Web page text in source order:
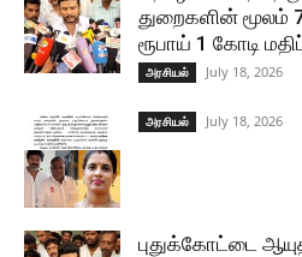
துறைகளின் மூலம்
ரூபாய் 1 கோடி
அரசியல் July 18, 2026
அரசியல் July 18, 2026
புதுக்கோட்டை